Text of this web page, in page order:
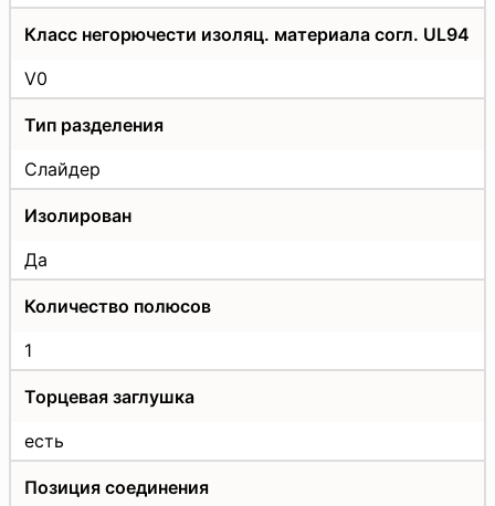
Класс негорючести изоляц. материала согл. UL94
V0
Тип разделения
Слайдер
Изолирован
Да
Количество полюсов
1
Торцевая заглушка
есть
Позиция соединения